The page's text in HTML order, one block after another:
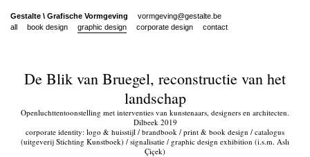
Gestalte \ Grafische Vormgeving
vormgeving@gestalte.be
all
book design graphic design corporate design contact
De Blik van Bruegel, reconstructie van het
landschap
Openluchttentoonstelling met interventies van kunstenaars, designers en architecten.
Dilbeek 2019
corporate identity: logo & huisstijl / brandbook / print & book design / catalogus
(uitgeverij Stichting Kunstboek) / signalisatie / graphic design exhibition (i.s.m. Aslı
Çiçek)